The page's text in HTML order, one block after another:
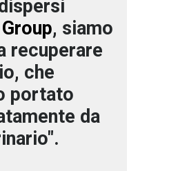
, siamo
recuperare
che
portato
da